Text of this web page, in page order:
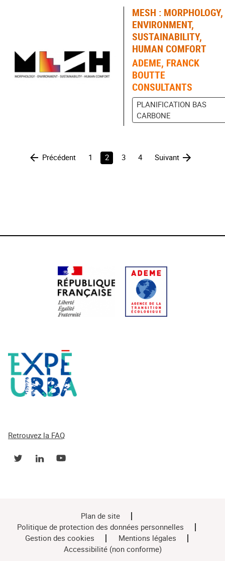
MESH : MORPHOLOGY,
ENVIRONMENT,
SUSTAINABILITY,
HUMAN COMFORT
ADEME, FRANCK
BOUTTE
CONSULTANTS
PLANIFICATION BAS
CARBONE
Précédent 1 2 3 4 Suivant
Retrouvez la FAQ
Plan de site
Politique de protection des données personnelles
Gestion des cookies
Mentions légales
Accessibilité (non conforme)